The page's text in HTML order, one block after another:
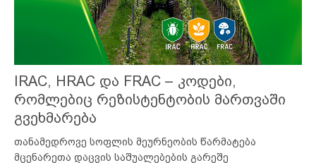
IRAC, HRAC და FRAC – კოდები,
რომლებიც რეზისტენტობის მართვაში
გვეხმარება
თანამედროვე სოფლის მეურნეობის წარმატება
მცენარეთა დაცვის საშუალებების გარეშე